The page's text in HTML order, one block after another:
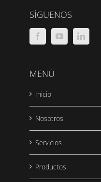
SÍGUENOS
MENÚ
Inicio
Nosotros
Servicios
Productos